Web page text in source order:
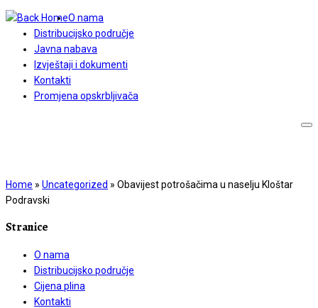
O nama
Distribucijsko područje
Javna nabava
Izvještaji i dokumenti
Kontakti
Promjena opskrbljivača
Home » Uncategorized » Obavijest potrošačima u naselju Kloštar
Podravski
Stranice
O nama
Distribucijsko područje
Cijena plina
Kontakti